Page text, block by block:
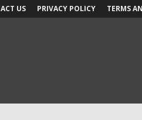
US PRIVACY POLICY TERMS